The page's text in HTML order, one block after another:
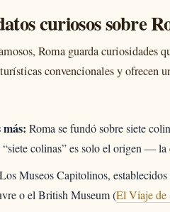
curiosos sobre
Roma guarda curiosidades
convencionales y ofrecen
más: Roma se fundó sobre siete
colinas” es solo el origen —
Los Museos Capitolinos,
o el British Museum (El Viaje de